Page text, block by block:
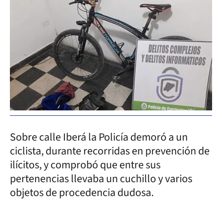
Sobre calle Iberá la Policía demoró a un
ciclista, durante recorridas en prevención de
ilícitos, y comprobó que entre sus
pertenencias llevaba un cuchillo y varios
objetos de procedencia dudosa.